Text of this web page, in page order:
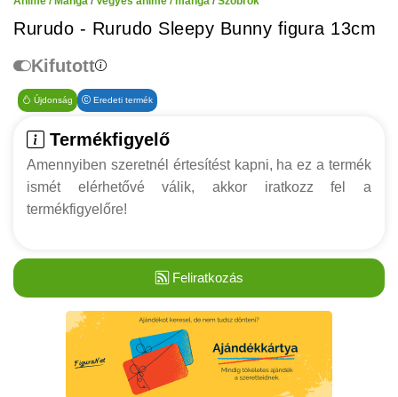
Rurudo - Rurudo Sleepy Bunny figura 13cm
Kifutott
Újdonság Eredeti termék
Termékfigyelő
Amennyiben szeretnél értesítést kapni, ha ez a termék
ismét elérhetővé válik, akkor iratkozz fel a
termékfigyelőre!
Feliratkozás